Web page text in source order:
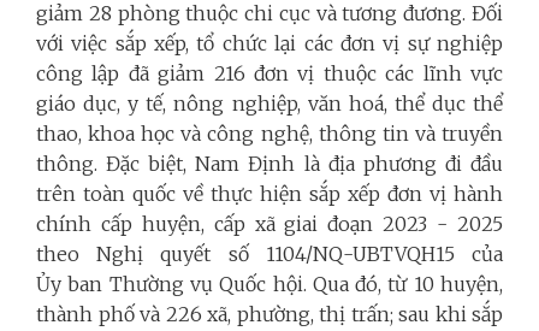
giảm 28 phòng thuộc chi cục và tương đương. Đối
với việc sắp xếp, tổ chức lại các đơn vị sự nghiệp
công lập đã giảm 216 đơn vị thuộc các lĩnh vực
giáo dục, y tế, nông nghiệp, văn hoá, thể dục thể
thao, khoa học và công nghệ, thông tin và truyền
thông. Đặc biệt, Nam Định là địa phương đi đầu
trên toàn quốc về thực hiện sắp xếp đơn vị hành
chính cấp huyện, cấp xã giai đoạn 2023 - 2025
theo Nghị quyết số 1104/NQ-UBTVQH15 của
Ủy ban Thường vụ Quốc hội. Qua đó, từ 10 huyện,
thành phố và 226 xã, phường, thị trấn; sau khi sắp